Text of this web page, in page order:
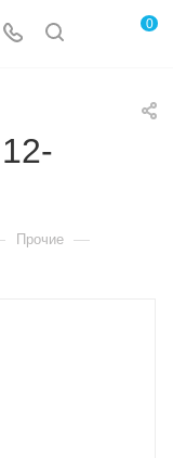
0
Прочие —